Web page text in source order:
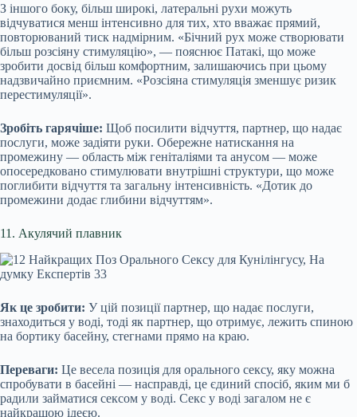
З іншого боку, більш широкі, латеральні рухи можуть
відчуватися менш інтенсивно для тих, хто вважає прямий,
повторюваний тиск надмірним. «Бічний рух може створювати
більш розсіяну стимуляцію», — пояснює Патакі, що може
зробити досвід більш комфортним, залишаючись при цьому
надзвичайно приємним. «Розсіяна стимуляція зменшує ризик
перестимуляції».
Зробіть гарячіше: Щоб посилити відчуття, партнер, що надає
послуги, може задіяти руки. Обережне натискання на
промежину — область між геніталіями та анусом — може
опосередковано стимулювати внутрішні структури, що може
поглибити відчуття та загальну інтенсивність. «Дотик до
промежини додає глибини відчуттям».
11. Акулячий плавник
Як це зробити: У цій позиції партнер, що надає послуги,
знаходиться у воді, тоді як партнер, що отримує, лежить спиною
на бортику басейну, стегнами прямо на краю.
Переваги: Це весела позиція для орального сексу, яку можна
спробувати в басейні — насправді, це єдиний спосіб, яким ми б
радили займатися сексом у воді. Секс у воді загалом не є
найкращою ідеєю.